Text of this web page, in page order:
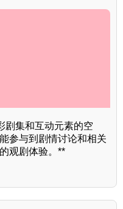
剧集和互动元素的空
参与到剧情讨论和相关
观剧体验。**